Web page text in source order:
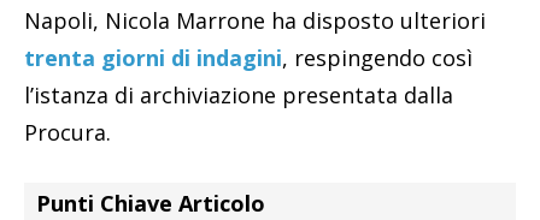
Napoli, Nicola Marrone ha disposto ulteriori
trenta giorni di indagini, respingendo così
l’istanza di archiviazione presentata dalla
Procura.
Punti Chiave Articolo